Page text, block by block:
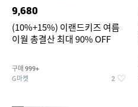
9,680
(10%+15%) 이랜드키즈 여름
이월 총결산 최대 90% OFF
구매 999+
G마켓 2